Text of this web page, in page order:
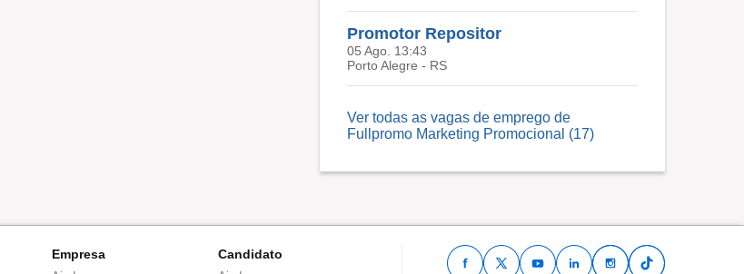
Promotor Repositor
05 Ago. 13:43
Porto Alegre - RS
Ver todas as vagas de emprego de
Fullpromo Marketing Promocional (17)
Empresa Candidato